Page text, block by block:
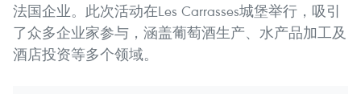
法国企业。此次活动在Les Carrasses城堡举行，吸引
了众多企业家参与，涵盖葡萄酒生产、水产品加工及
酒店投资等多个领域。